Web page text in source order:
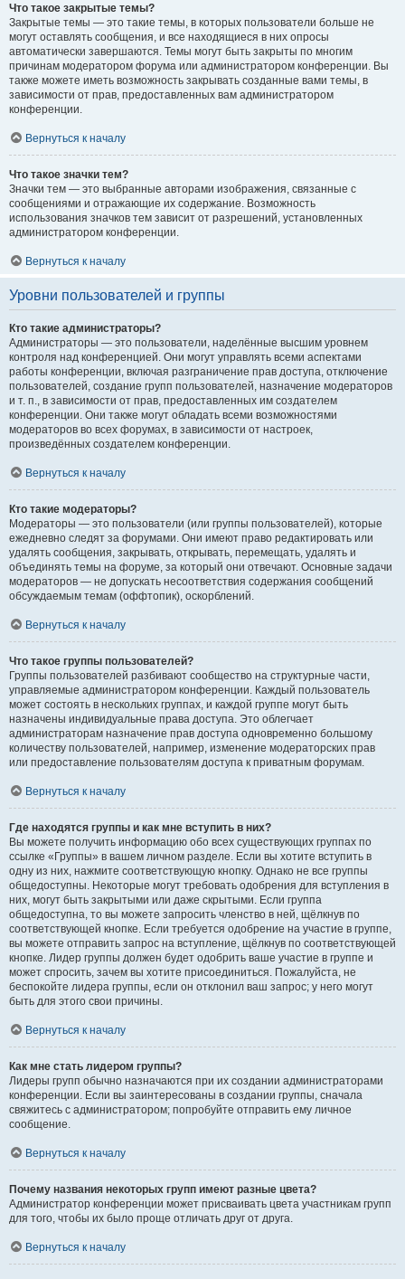
Что такое закрытые темы?
Закрытые темы — это такие темы, в которых пользователи больше не
могут оставлять сообщения, и все находящиеся в них опросы
автоматически завершаются. Темы могут быть закрыты по многим
причинам модератором форума или администратором конференции. Вы
также можете иметь возможность закрывать созданные вами темы, в
зависимости от прав, предоставленных вам администратором
конференции.
Вернуться к началу
Что такое значки тем?
Значки тем — это выбранные авторами изображения, связанные с
сообщениями и отражающие их содержание. Возможность
использования значков тем зависит от разрешений, установленных
администратором конференции.
Вернуться к началу
Уровни пользователей и группы
Кто такие администраторы?
Администраторы — это пользователи, наделённые высшим уровнем
контроля над конференцией. Они могут управлять всеми аспектами
работы конференции, включая разграничение прав доступа, отключение
пользователей, создание групп пользователей, назначение модераторов
и т. п., в зависимости от прав, предоставленных им создателем
конференции. Они также могут обладать всеми возможностями
модераторов во всех форумах, в зависимости от настроек,
произведённых создателем конференции.
Вернуться к началу
Кто такие модераторы?
Модераторы — это пользователи (или группы пользователей), которые
ежедневно следят за форумами. Они имеют право редактировать или
удалять сообщения, закрывать, открывать, перемещать, удалять и
объединять темы на форуме, за который они отвечают. Основные задачи
модераторов — не допускать несоответствия содержания сообщений
обсуждаемым темам (оффтопик), оскорблений.
Вернуться к началу
Что такое группы пользователей?
Группы пользователей разбивают сообщество на структурные части,
управляемые администратором конференции. Каждый пользователь
может состоять в нескольких группах, и каждой группе могут быть
назначены индивидуальные права доступа. Это облегчает
администраторам назначение прав доступа одновременно большому
количеству пользователей, например, изменение модераторских прав
или предоставление пользователям доступа к приватным форумам.
Вернуться к началу
Где находятся группы и как мне вступить в них?
Вы можете получить информацию обо всех существующих группах по
ссылке «Группы» в вашем личном разделе. Если вы хотите вступить в
одну из них, нажмите соответствующую кнопку. Однако не все группы
общедоступны. Некоторые могут требовать одобрения для вступления в
них, могут быть закрытыми или даже скрытыми. Если группа
общедоступна, то вы можете запросить членство в ней, щёлкнув по
соответствующей кнопке. Если требуется одобрение на участие в группе,
вы можете отправить запрос на вступление, щёлкнув по соответствующей
кнопке. Лидер группы должен будет одобрить ваше участие в группе и
может спросить, зачем вы хотите присоединиться. Пожалуйста, не
беспокойте лидера группы, если он отклонил ваш запрос; у него могут
быть для этого свои причины.
Вернуться к началу
Как мне стать лидером группы?
Лидеры групп обычно назначаются при их создании администраторами
конференции. Если вы заинтересованы в создании группы, сначала
свяжитесь с администратором; попробуйте отправить ему личное
сообщение.
Вернуться к началу
Почему названия некоторых групп имеют разные цвета?
Администратор конференции может присваивать цвета участникам групп
для того, чтобы их было проще отличать друг от друга.
Вернуться к началу